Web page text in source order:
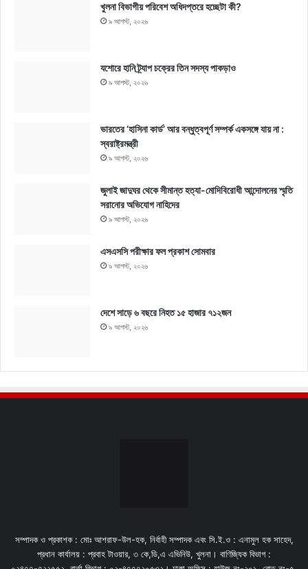
খুলনা বিভাগীয় পরিবেশ অধিদপ্তরে হচ্ছেটা কী?
৯ আগস্ট, ২০২৬
যশোরে হানি ট্র্যাপ চক্রের তিন সদস্য পাকড়াও
৯ আগস্ট, ২০২৬
ভারতের ‘হাসিনা কার্ড’ আর বন্ধুত্বপূর্ণ সম্পর্ক একসঙ্গে যায় না :
স্বরাষ্ট্রমন্ত্রী
৯ আগস্ট, ২০২৬
জুলাই জাদুঘর থেকে সীমান্ত হত্যা-মোদিবিরোধী আন্দোলনের স্মৃতি
সরানোর অভিযোগ নাহিদের
৯ আগস্ট, ২০২৬
এসএসসি পরীক্ষার ফল প্রকাশ সোমবার
৯ আগস্ট, ২০২৬
দেশে সাড়ে ৬ বছরে নিহত ১৫ হাজার ৭১২জন
৯ আগস্ট, ২০২৬
সম্পাদক ও প্রকাশক : মোঃ আশরাফ-উল-হক, নির্বাহী সম্পাদক এবং সি.ই.ও : এনামুল হক সাহেদ,
প্রধান কার্যালয় : প্রবাহ টাওয়ার, ৩ কে,ডি,এ এভিনিউ, খুলনা। বাণিজ্যিক বিভাগ :